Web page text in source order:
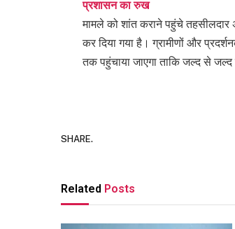
प्रशासन का रुख
मामले को शांत कराने पहुंचे तहसीलदार
कर दिया गया है। ग्रामीणों और
तक पहुंचाया जाएगा ताकि जल्द से
SHARE.
Related Posts